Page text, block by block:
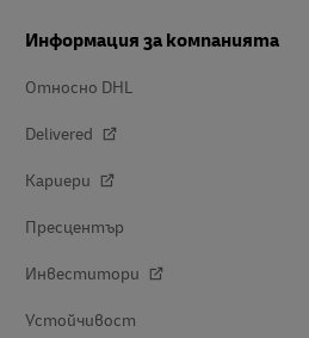
Информация за компанията
Относно DHL
Delivered
Кариери
Пресцентър
Инвеститори
Устойчивост